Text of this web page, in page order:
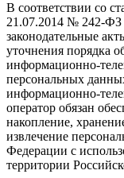
В соответствии со
21.07.2014 № 242-ФЗ
законодательные
уточнения порядка
информационно-
персональных
информационно-
оператор обязан
накопление,
извлечение
Федерации с
территории